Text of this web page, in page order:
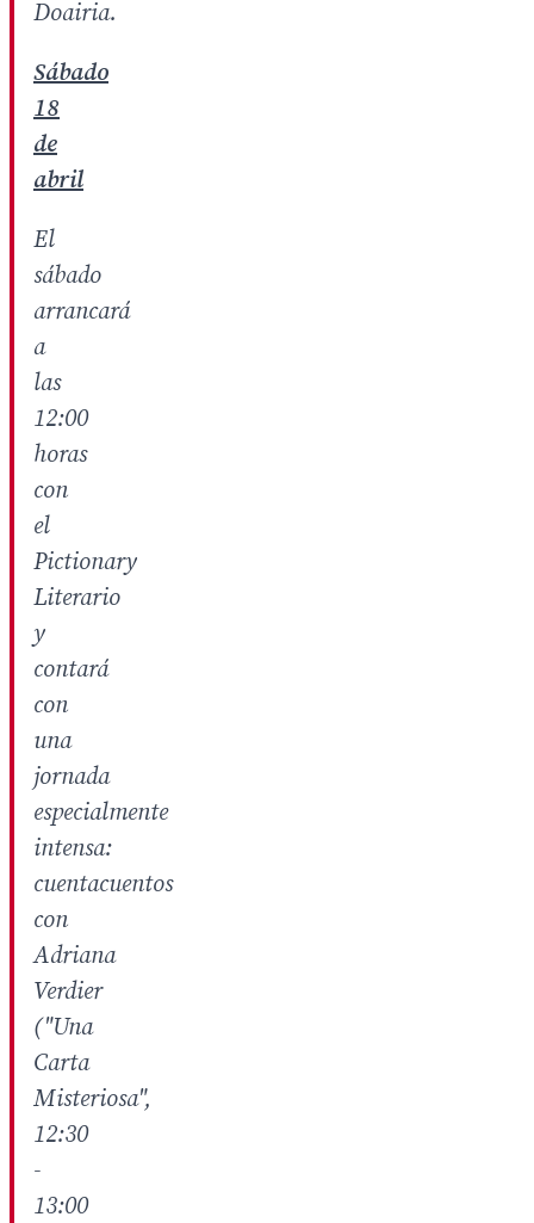
Doairia.
Sábado
18
de
abril
El
sábado
arrancará
a
las
12:00
horas
con
el
Pictionary
Literario
y
contará
con
una
jornada
especialmente
intensa:
cuentacuentos
con
Adriana
Verdier
("Una
Carta
Misteriosa",
12:30
-
13:00